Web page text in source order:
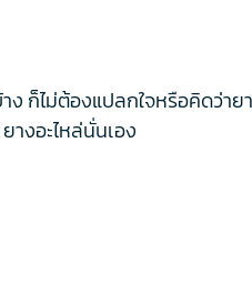
ก็ไม่ต้องแปลกใจหรือคิดว่า
างอะไหล่นั่นเอง